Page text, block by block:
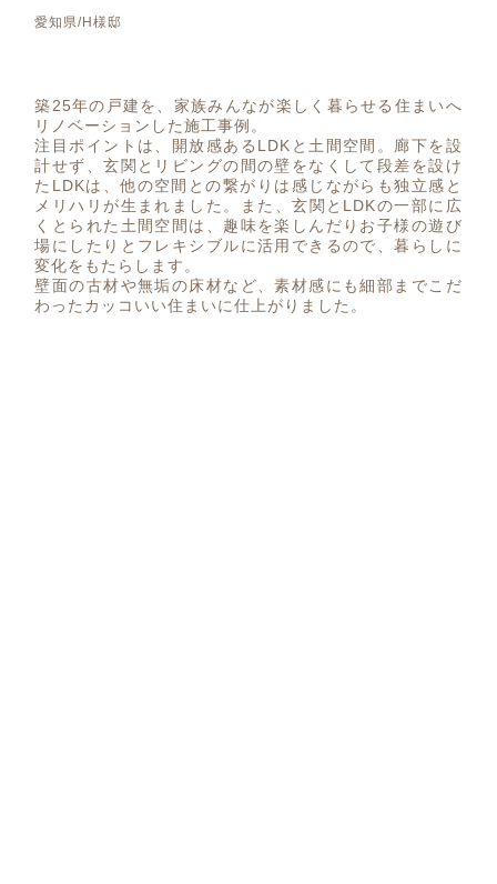
愛知県/H様邸
築25年の戸建を、家族みんなが楽しく暮らせる住まいへ
リノベーションした施工事例。
注目ポイントは、開放感あるLDKと土間空間。廊下を設
計せず、玄関とリビングの間の壁をなくして段差を設け
たLDKは、他の空間との繋がりは感じながらも独立感と
メリハリが生まれました。また、玄関とLDKの一部に広
くとられた土間空間は、趣味を楽しんだりお子様の遊び
場にしたりとフレキシブルに活用できるので、暮らしに
変化をもたらします。
壁面の古材や無垢の床材など、素材感にも細部までこだ
わったカッコいい住まいに仕上がりました。